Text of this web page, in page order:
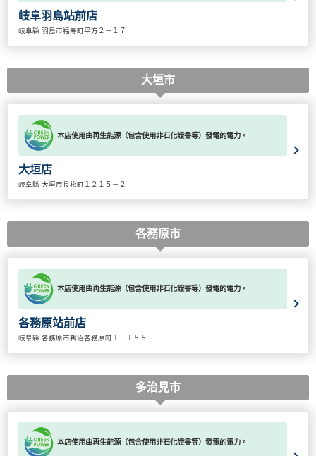
岐阜羽島站前店
岐阜縣 羽島市福寿町平方２－１７
大垣市
本店使用由再生能源（包含使用非石化證書等）發電的電力。
大垣店
岐阜縣 大垣市長松町１２１５－２
各務原市
本店使用由再生能源（包含使用非石化證書等）發電的電力。
各務原站前店
岐阜縣 各務原市鵜沼各務原町１－１５５
多治見市
本店使用由再生能源（包含使用非石化證書等）發電的電力。